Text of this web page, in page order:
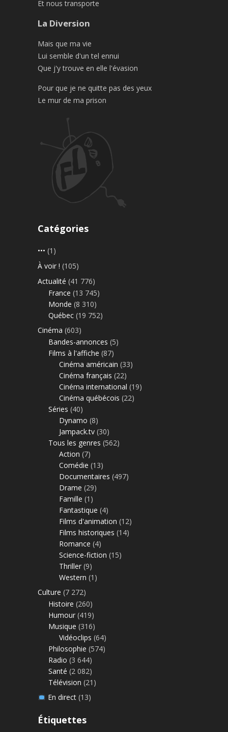
Et nous transporte
La Diversion
Mais que ma vie
Lui semble d'un tel ennui
Que j'y trouve en elle l'évasion
Pour que je ne quitte pas des yeux
Le mur de ma prison
Catégories
••• (1)
À voir ! (105)
Actualité (41 776)
France (13 745)
Monde (8 310)
Québec (19 752)
Cinéma (603)
Bandes-annonces (5)
Films à l'affiche (87)
Cinéma américain (33)
Cinéma français (22)
Cinéma international (19)
Cinéma québécois (22)
Séries (40)
Dynamo (8)
Jampack.tv (30)
Tous les genres (562)
Action (7)
Comédie (13)
Documentaires (497)
Drame (29)
Famille (1)
Fantastique (4)
Films d'animation (12)
Films historiques (14)
Romance (4)
Science-fiction (15)
Thriller (9)
Western (1)
Culture (7 272)
Histoire (260)
Humour (419)
Musique (316)
Vidéoclips (64)
Philosophie (574)
Radio (3 644)
Santé (2 082)
Télévision (21)
En direct(13)
Étiquettes